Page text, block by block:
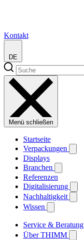
Kontakt
DE
Menü schließen
Startseite
Verpackungen
Displays
Branchen
Referenzen
Digitalisierung
Nachhaltigkeit
Wissen
Service & Beratung
Über THIMM